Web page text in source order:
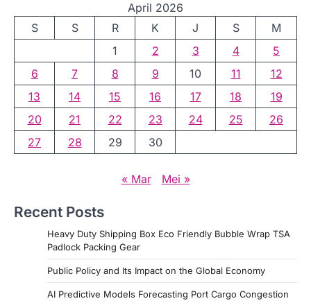
April 2026
S
S R K J S
M
1
2 3 4
5
6
7 8 9 10 11
12
13
14 15 16 17 18
19
20
21 22 23 24 25
26
27
28 29 30
« Mar Mei »
Recent Posts
Heavy Duty Shipping Box Eco Friendly Bubble Wrap TSA
Padlock Packing Gear
Public Policy and Its Impact on the Global Economy
AI Predictive Models Forecasting Port Cargo Congestion